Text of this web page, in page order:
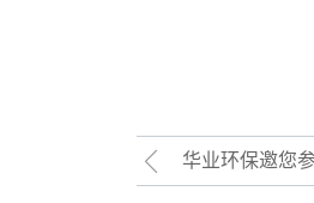
华业环保邀您